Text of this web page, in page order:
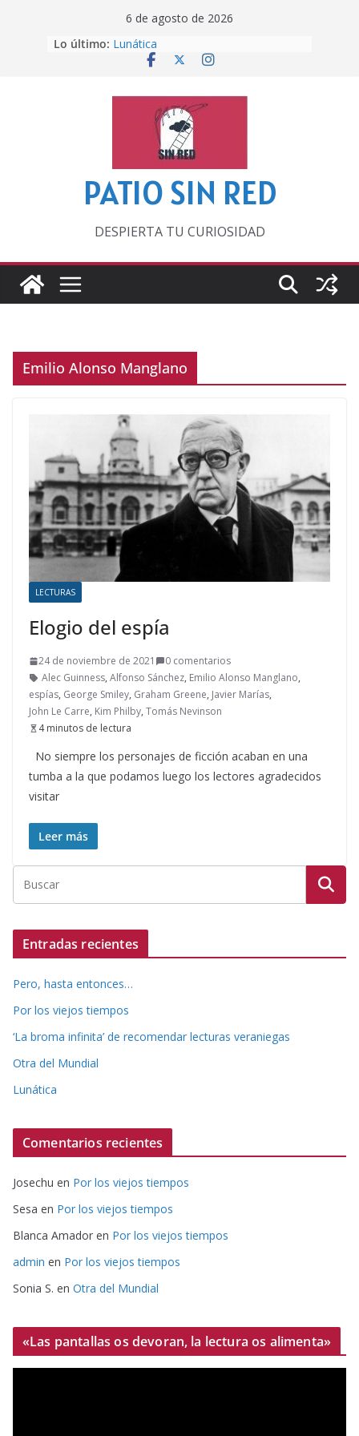
6 de agosto de 2026
Lo último: Lunática
Pero, hasta entonces…
‘La broma infinita’ de recomendar
lecturas veraniegas
Otra del Mundial
PATIO SIN RED
DESPIERTA TU CURIOSIDAD
Emilio Alonso Manglano
LECTURAS
Elogio del espía
24 de noviembre de 2021
0 comentarios
Alec Guinness, Alfonso Sánchez, Emilio Alonso Manglano,
espías, George Smiley, Graham Greene, Javier Marías,
John Le Carre, Kim Philby, Tomás Nevinson
4 minutos de lectura
No siempre los personajes de ficción acaban en una
tumba a la que podamos luego los lectores agradecidos
visitar
Leer más
Entradas recientes
Pero, hasta entonces…
Por los viejos tiempos
‘La broma infinita’ de recomendar lecturas veraniegas
Otra del Mundial
Lunática
Comentarios recientes
Josechu en Por los viejos tiempos
Sesa en Por los viejos tiempos
Blanca Amador en Por los viejos tiempos
admin en Por los viejos tiempos
Sonia S. en Otra del Mundial
«Las pantallas os devoran, la lectura os alimenta»